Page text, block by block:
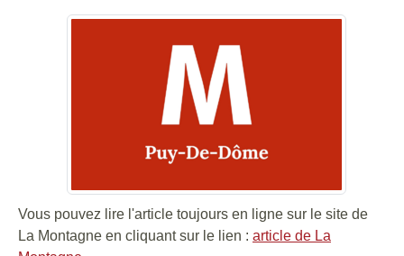
Vous pouvez lire l'article toujours en ligne sur le site de
La Montagne en cliquant sur le lien : article de La